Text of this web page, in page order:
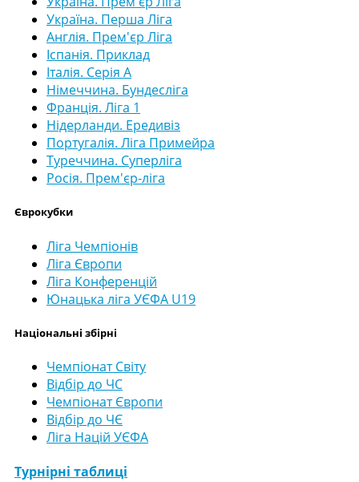
Україна. Перша Ліга
Англія. Прем'єр Ліга
Іспанія. Приклад
Італія. Серія А
Німеччина. Бундесліга
Франція. Ліга 1
Нідерланди. Ередивіз
Португалія. Ліга Примейра
Туреччина. Суперліга
Росія. Прем'єр-ліга
Єврокубки
Ліга Чемпіонів
Ліга Європи
Ліга Конференцій
Юнацька ліга УЄФА U19
Національні збірні
Чемпіонат Світу
Відбір до ЧС
Чемпіонат Європи
Відбір до ЧЄ
Ліга Націй УЄФА
Турнірні таблиці